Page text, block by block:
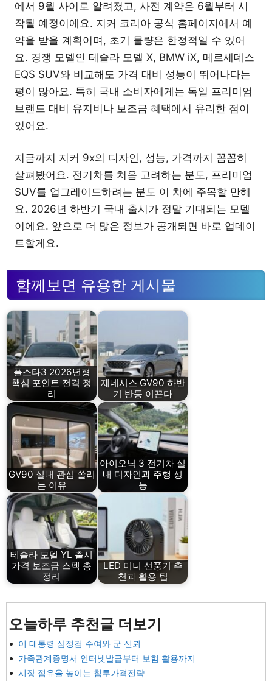
에서 9월 사이로 알려졌고, 사전 계약은 6월부터 시
작될 예정이에요. 지커 코리아 공식 홈페이지에서 예
약을 받을 계획이며, 초기 물량은 한정적일 수 있어
요. 경쟁 모델인 테슬라 모델 X, BMW iX, 메르세데스
EQS SUV와 비교해도 가격 대비 성능이 뛰어나다는
평이 많아요. 특히 국내 소비자에게는 독일 프리미엄
브랜드 대비 유지비나 보조금 혜택에서 유리한 점이
있어요.
지금까지 지커 9x의 디자인, 성능, 가격까지 꼼꼼히
살펴봤어요. 전기차를 처음 고려하는 분도, 프리미엄
SUV를 업그레이드하려는 분도 이 차에 주목할 만해
요. 2026년 하반기 국내 출시가 정말 기대되는 모델
이에요. 앞으로 더 많은 정보가 공개되면 바로 업데이
트할게요.
함께보면 유용한 게시물
폴스타3 2026년형
핵심 포인트 전격 정
리
제네시스 GV90 하반
기 반등 이끈다
GV90 실내 관심 쏠리
는 이유
아이오닉 3 전기차 실
내 디자인과 주행 성
능
테슬라 모델 YL 출시
가격 보조금 스펙 총
정리
LED 미니 선풍기 추
천과 활용 팁
오늘하루 추천글 더보기
이 대통령 삼정검 수여와 군 신뢰
가족관계증명서 인터넷발급부터 보험 활용까지
시장 점유율 높이는 침투가격전략